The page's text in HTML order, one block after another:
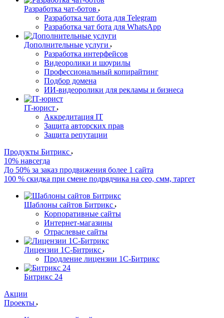
Разработка чат-ботов
Разработка чат бота для Telegram
Разработка чат бота для WhatsApp
Дополнительные услуги
Разработка интерфейсов
Видеоролики и шоурилы
Профессиональный копирайтинг
Подбор домена
ИИ-видеоролики для рекламы и бизнеса
IT-юрист
Аккредитация IT
Защита авторских прав
Защита репутации
Продукты Битрикс
10% навсегда
До 50% за заказ продвижения более 1 сайта
100 % скидка при смене подрядчика на сео, смм, таргет
Шаблоны сайтов Битрикс
Корпоративные сайты
Интернет-магазины
Отраслевые сайты
Лицензии 1С-Битрикс
Продление лицензии 1С-Битрикс
Битрикс 24
Акции
Проекты